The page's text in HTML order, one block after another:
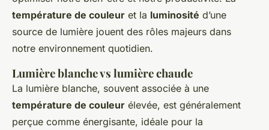
température de couleur et la luminosité d’une
source de lumière jouent des rôles majeurs dans
notre environnement quotidien.
Lumière blanche vs lumière chaude
La lumière blanche, souvent associée à une
température de couleur élevée, est généralement
perçue comme énergisante, idéale pour la